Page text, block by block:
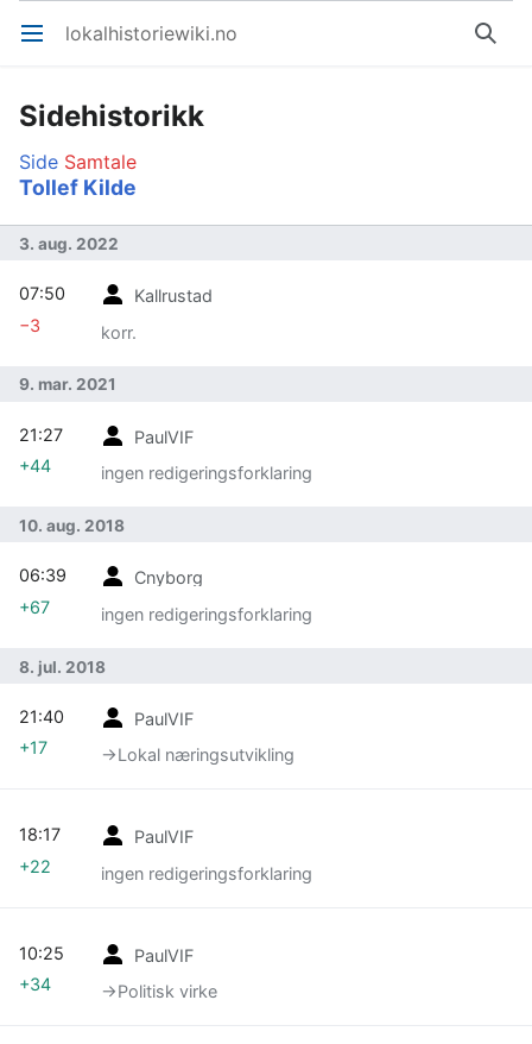
Åpne hovedmenyen lokalhistoriewiki.no Søk
Sidehistorikk
Side Samtale
Tollef Kilde
3. aug. 2022
Kallrustad
korr.
07:50
−3
9. mar. 2021
PaulVIF
ingen redigeringsforklaring
21:27
+44
10. aug. 2018
Cnyborg
ingen redigeringsforklaring
06:39
+67
8. jul. 2018
PaulVIF
→‎Lokal næringsutvikling
21:40
+17
PaulVIF
ingen redigeringsforklaring
18:17
+22
PaulVIF
→‎Politisk virke
10:25
+34